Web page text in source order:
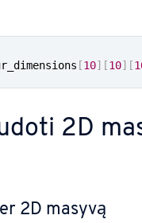
[10] [10] [
2D
2D masyvą